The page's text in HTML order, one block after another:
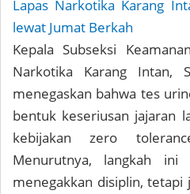
Lapas Narkotika Karang
lewat Jumat Berkah
Kepala Subseksi
Narkotika Karang Intan,
menegaskan bahwa tes
bentuk keseriusan jajaran
kebijakan zero
Menurutnya, langkah
menegakkan disiplin,